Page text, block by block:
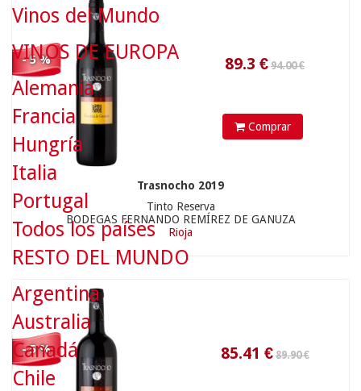
- 5 %
Comprar
Trasnocho 2019
Tinto Reserva
BODEGAS FERNANDO REMÍREZ DE GANUZA
Rioja
- 5 %
85.41€
Vinos del Mundo
VINOS DE EUROPA
Alemania
Francia
Hungría
Italia
Portugal
Todos los países
RESTO DEL MUNDO
Argentina
Australia
Canadá
Chile